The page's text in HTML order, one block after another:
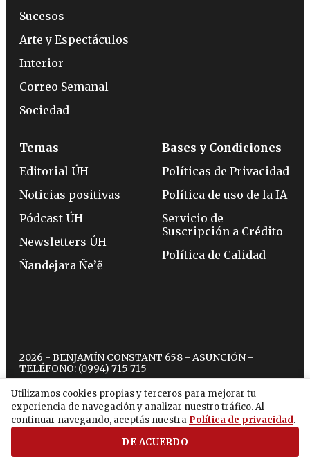
Utilizamos cookies propias y terceros para mejorar tu
experiencia de navegación y analizar nuestro tráfico. Al
continuar navegando, aceptás nuestra Política de privacidad.
DE ACUERDO
Sucesos
Arte y Espectáculos
Interior
Correo Semanal
Sociedad
Temas
Editorial ÚH
Noticias positivas
Pódcast ÚH
Newsletters ÚH
Ñandejara Ñe’ẽ
Bases y Condiciones
Políticas de Privacidad
Política de uso de la IA
Servicio de
Suscripción a Crédito
Política de Calidad
2026 - BENJAMÍN CONSTANT 658 - ASUNCIÓN -
TELÉFONO: (0994) 715 715
twitterinstagram
facebook
tiktokyoutubespotify